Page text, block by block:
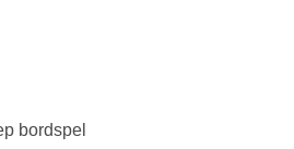
bordspel